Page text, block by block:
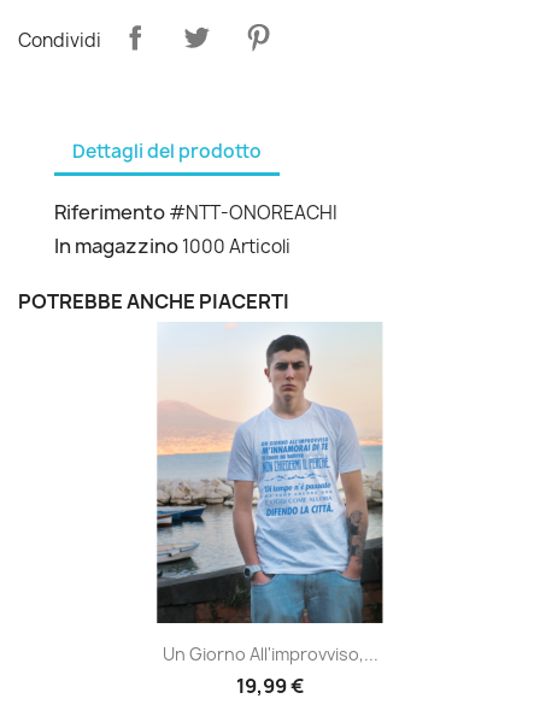
Condividi
Dettagli del prodotto
Riferimento#NTT-ONOREACHI
In magazzino1000 Articoli
POTREBBE ANCHE PIACERTI
Un Giorno All'improvviso,...
19,99 €